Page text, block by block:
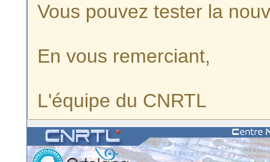
Vous pouvez tester la
En vous remerciant,
L'équipe du CNRTL